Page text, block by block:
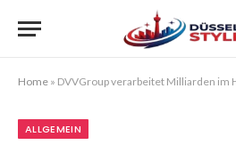
Home » DVVGroup verarbeitet Milliarden im
ALLGEMEIN